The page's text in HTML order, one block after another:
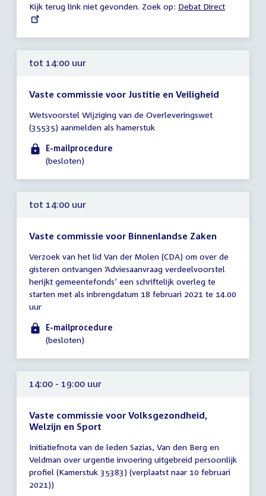
uur
Kijk terug link niet gevonden. Zoek op: External
Debat Direct
tot 14:00 uur
Vaste commissie voor Justitie en Veiligheid
vergadering
tot
14:00
uur
Wetsvoorstel Wijziging van de Overleveringswet
(35535) aanmelden als hamerstuk
E-mailprocedure
(besloten)
tot 14:00 uur
Vaste commissie voor Binnenlandse Zaken
vergadering
tot
14:00
uur
Verzoek van het lid Van der Molen (CDA) om over de
gisteren ontvangen ‘Adviesaanvraag verdeelvoorstel
herijkt gemeentefonds’ een schriftelijk overleg te
starten met als inbrengdatum 18 februari 2021 te 14.00
uur
E-mailprocedure
(besloten)
14:00 - 19:00 uur
Vaste commissie voor Volksgezondheid,
Welzijn en Sport
vergadering
14:00
-
19:00
Initiatiefnota van de leden Sazias, Van den Berg en
Veldman over urgentie invoering uitgebreid persoonlijk
profiel (Kamerstuk 35383) (verplaatst naar 10 februari
2021))